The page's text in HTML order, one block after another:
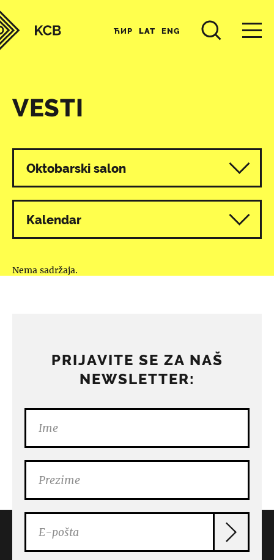
ЋИР LAT ENG
VESTI
Svi programi
Oktobarski salon
Kalendar
Nema sadržaja.
PRIJAVITE SE ZA NAŠ
NEWSLETTER: